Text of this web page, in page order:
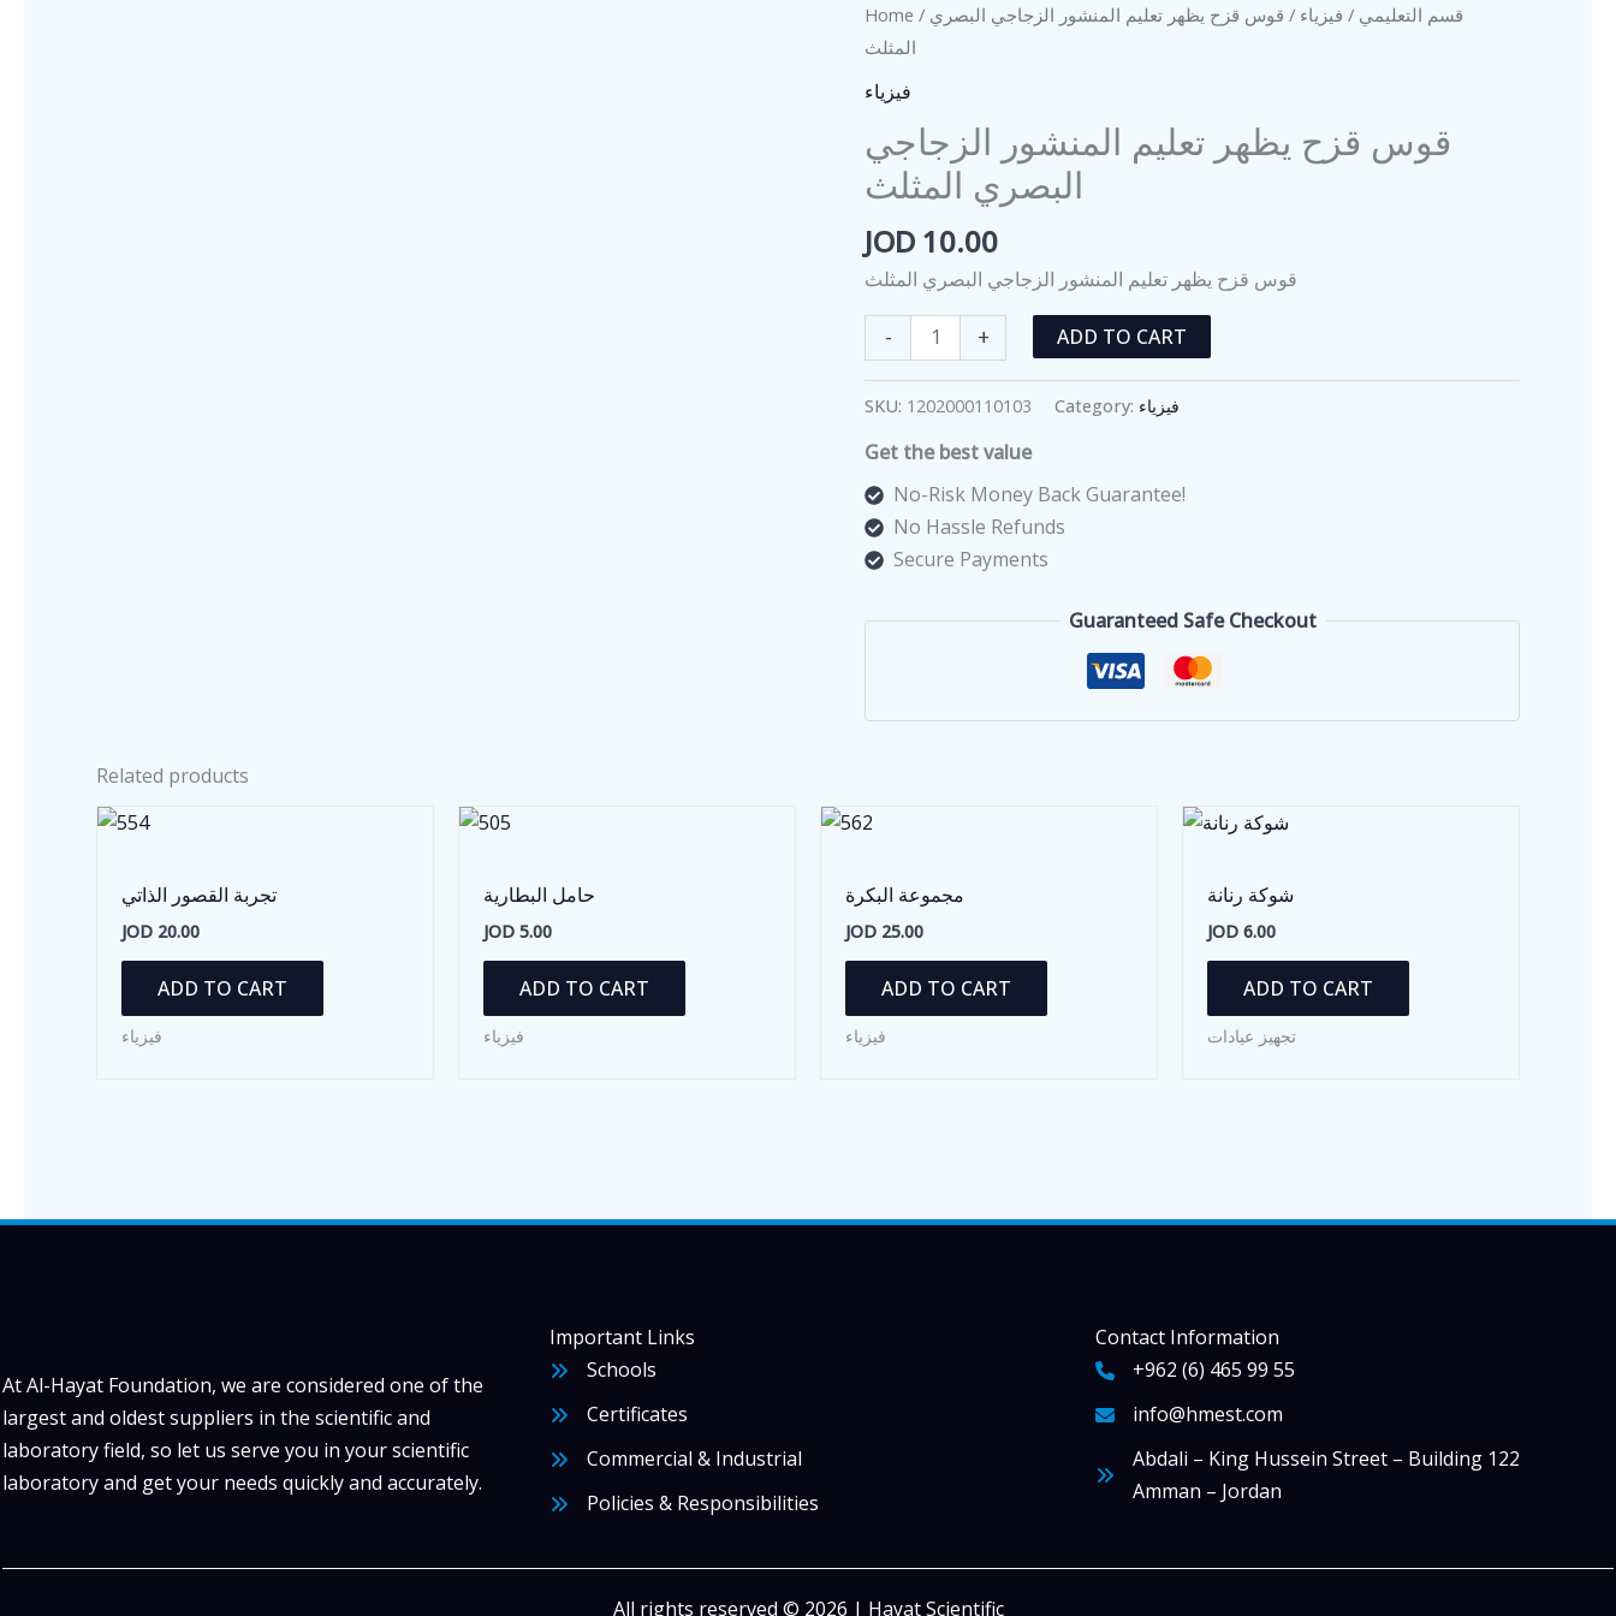
Home / قسم التعليمي / فيزياء / قوس قزح يظهر تعليم المنشور الزجاجي البصري
المثلث
فيزياء
قوس قزح يظهر تعليم المنشور الزجاجي
البصري المثلث
JOD 10.00
قوس قزح يظهر تعليم المنشور الزجاجي البصري المثلث
-
قزح
يظهر
المنشور
الزجاجي
البصري
المثلث
+ ADD TO CART
SKU: 1202000110103 Category: فيزياء
Get the best value
No-Risk Money Back Guarantee!
No Hassle Refunds
Secure Payments
Guaranteed Safe Checkout
Related products
تجربة القصور الذاتي
JOD 20.00
ADD TO CART
فيزياء
حامل البطارية
JOD 5.00
ADD TO CART
فيزياء
مجموعة البكرة
JOD 25.00
ADD TO CART
فيزياء
شوكة رنانة
JOD 6.00
ADD TO CART
تجهيز عيادات
At Al-Hayat Foundation, we are considered one of the
largest and oldest suppliers in the scientific and
laboratory field, so let us serve you in your scientific
laboratory and get your needs quickly and accurately.
Important Links
Schools
Certificates
Commercial & Industrial
Policies & Responsibilities
Contact Information
+962 (6) 465 99 55
info@hmest.com
Abdali – King Hussein Street – Building 122
Amman – Jordan
All rights reserved © 2026 | Hayat Scientific